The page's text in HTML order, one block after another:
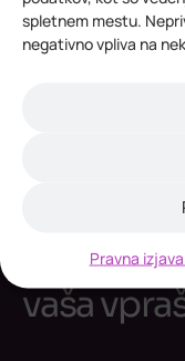
spletnem mestu.
negativno vpliva na
Pravna
Vedno
vaša